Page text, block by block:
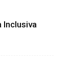
Inclusiva